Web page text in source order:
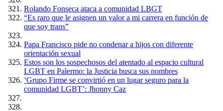
Rolando Fonseca ataca a comunidad LBGT
“Es raro que le asignen un valor a mi carrera en función de
que soy trans”
Papa Francisco pide no condenar a hijos con diferente
orientación sexual
Estos son los sospechosos del atentado al espacio cultural
LGBT en Palermo: la Justicia busca sus nombres
‘Grupo Firme se convirtió en un lugar seguro para la
comunidad LGBT’: Jhonny Caz